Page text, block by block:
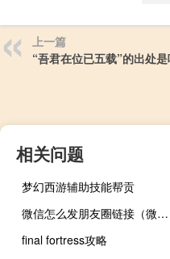
上一篇
“吾君在位已五载”的出处
相关问题
梦幻西游辅助技能帮贡
微信怎么发朋友圈链接（微信怎么发朋友圈）
final fortress攻略